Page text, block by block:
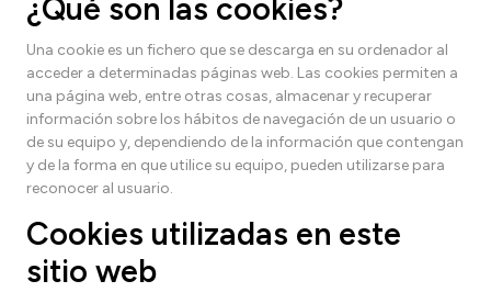
¿Qué son las cookies?
Una cookie es un fichero que se descarga en su ordenador al
acceder a determinadas páginas web. Las cookies permiten a
una página web, entre otras cosas, almacenar y recuperar
información sobre los hábitos de navegación de un usuario o
de su equipo y, dependiendo de la información que contengan
y de la forma en que utilice su equipo, pueden utilizarse para
reconocer al usuario.
Cookies utilizadas en este
sitio web